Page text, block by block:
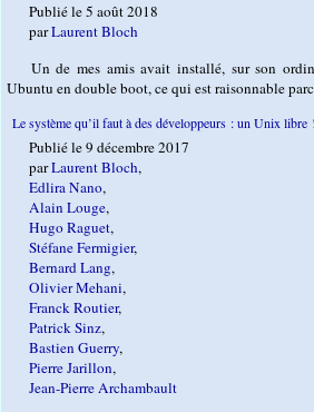
Publié le 5 août 2018
parLaurent Bloch
Un de mes amis avait installé, sur son
Ubuntu en double boot, ce qui est raisonnable
Le système qu’il faut à des développeurs : un Unix libre !
Publié le 9 décembre 2017
parLaurent Bloch,
Edlira Nano,
Alain Louge,
Hugo Raguet,
Stéfane Fermigier,
Bernard Lang,
Olivier Mehani,
Franck Routier,
Patrick Sinz,
Bastien Guerry,
Pierre Jarillon,
Jean-Pierre Archambault